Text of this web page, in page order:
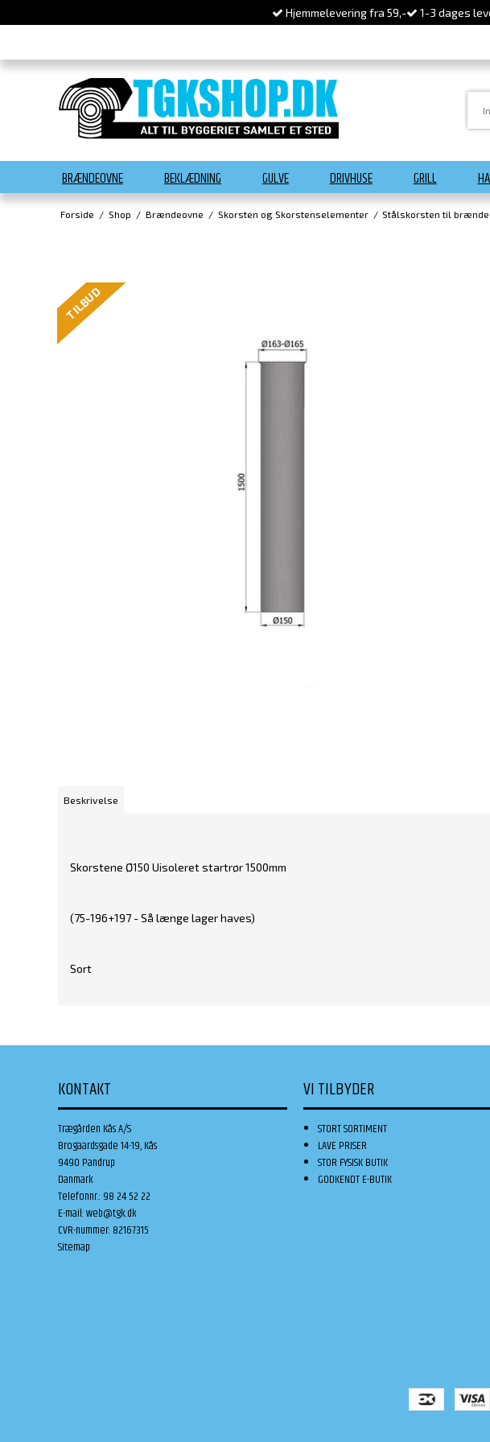
Hjemmelevering fra 59,- 1-3 dages
BRÆNDEOVNE BEKLÆDNING GULVE DRIVHUSE GRILL
Forside / Shop / Brændeovne / Skorsten og Skorstenselementer / Stålskorsten til
TILBUD
Beskrivelse
Skorstene Ø150 Uisoleret startrør 1500mm
(75-196+197 - Så længe lager haves)
Sort
KONTAKT
Trægården Kås A/S
Brogaardsgade 14-19, Kås
9490 Pandrup
Danmark
Telefonnr.: 98 24 52 22
E-mail:web@tgk.dk
CVR-nummer: 82167315
Sitemap
VI TILBYDER
STORT SORTIMENT
LAVE PRISER
STOR FYSISK BUTIK
GODKENDT E-BUTIK